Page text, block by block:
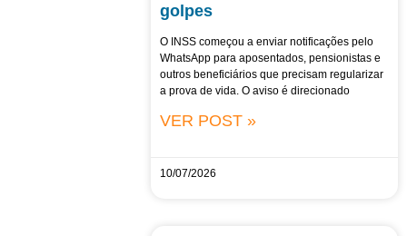
golpes
O INSS começou a enviar notificações pelo
WhatsApp para aposentados, pensionistas e
outros beneficiários que precisam regularizar
a prova de vida. O aviso é direcionado
VER POST »
10/07/2026